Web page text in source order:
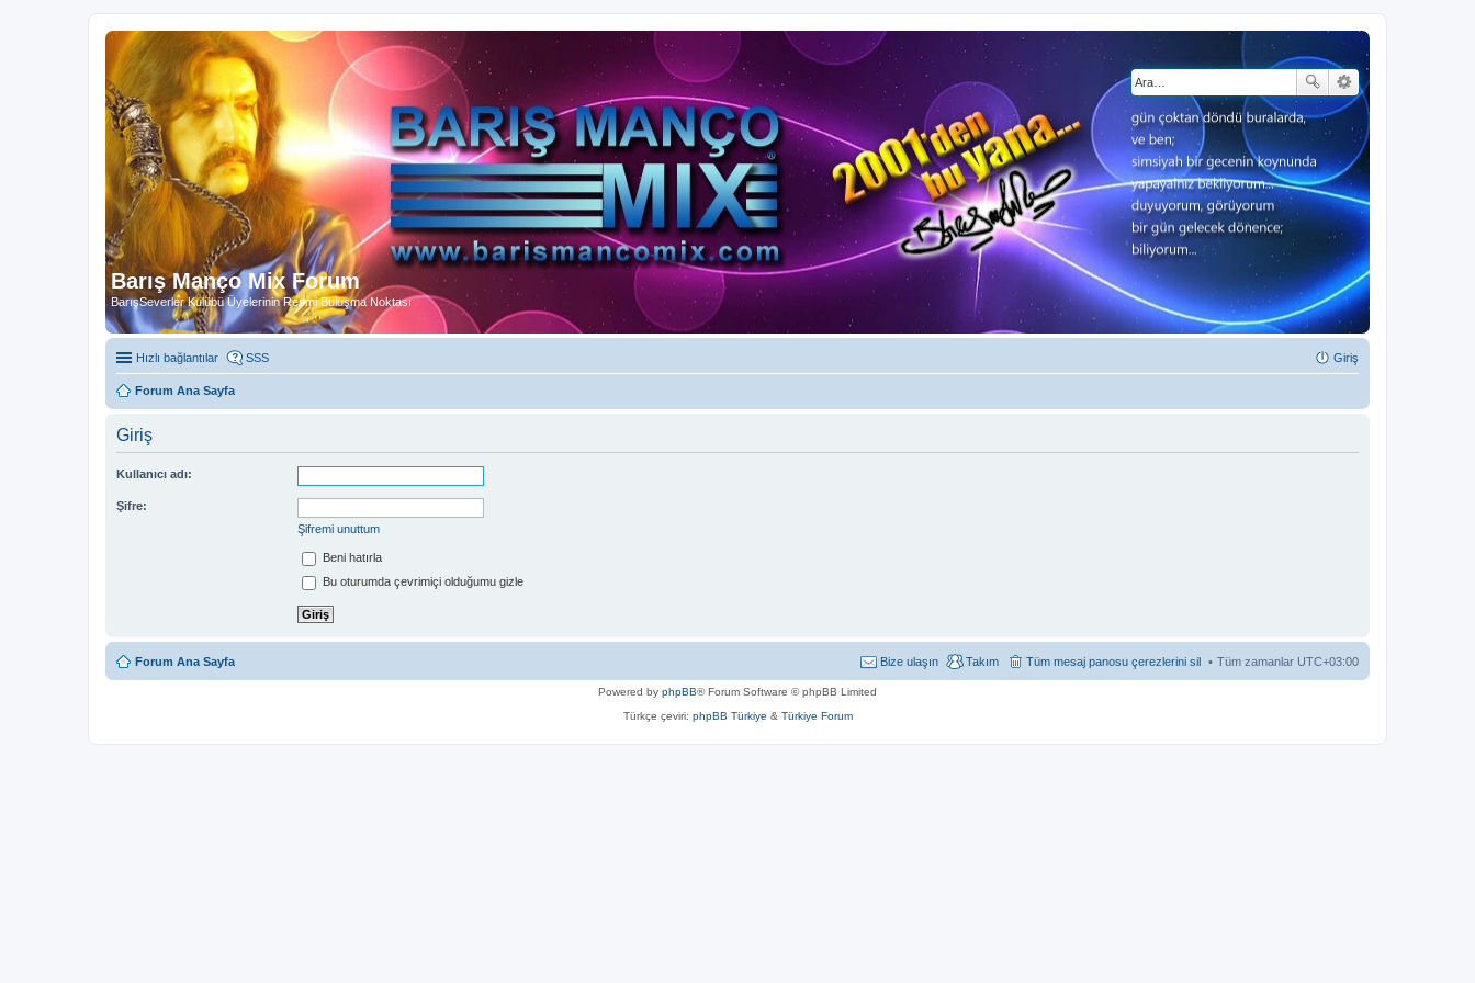
Barış Manço Mix Forum
BarışSeverler Kulübü Üyelerinin Resmi Buluşma Noktası
Hızlı bağlantılar SSS Giriş
Forum Ana Sayfa
Giriş
Kullanıcı adı:
Şifre:
Şifremi unuttum
Beni hatırla
Bu oturumda çevrimiçi olduğumu gizle
Forum Ana Sayfa Tüm zamanlar UTC+03:00
Tüm mesaj panosu çerezlerini sil
Takım
Bize ulaşın
Powered by phpBB® Forum Software © phpBB Limited
Türkçe çeviri: phpBB Türkiye & Türkiye Forum